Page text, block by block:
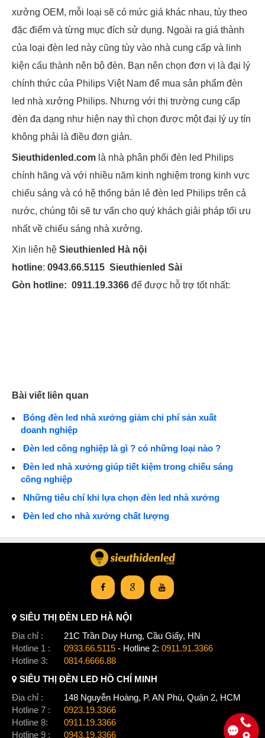
xưởng OEM, mỗi loại sẽ có mức giá khác nhau, tùy theo
đặc điểm và từng mục đích sử dụng. Ngoài ra giá thành
của loại đèn led này cũng tùy vào nhà cung cấp và linh
kiện cấu thành nên bộ đèn. Bạn nên chọn đơn vị là đại lý
chính thức của Philips Việt Nam để mua sản phẩm đèn
led nhà xưởng Philips. Nhưng với thị trường cung cấp
đèn đa dạng như hiện nay thì chọn được một đại lý uy tín
không phải là điều đơn giản.
Sieuthidenled.com là nhà phân phối đèn led Philips
chính hãng và với nhiều năm kinh nghiệm trong kinh vực
chiếu sáng và có hệ thống bán lẻ đèn led Philips trên cả
nước, chúng tôi sẽ tư vấn cho quý khách giải pháp tối ưu
nhất về chiếu sáng nhà xưởng.
Xin liên hệ Sieuthienled Hà nội
hotline: 0943.66.5115 Sieuthienled Sài
Gòn hotline: 0911.19.3366 để được hỗ trợ tốt nhất:
Bài viết liên quan
Bóng đèn led nhà xưởng giảm chi phí sản xuất
doanh nghiệp
Đèn led công nghiệp là gì ? có những loại nào ?
Đèn led nhà xưởng giúp tiết kiệm trong chiếu sáng
công nghiệp
Những tiêu chí khi lựa chọn đèn led nhà xưởng
Đèn led cho nhà xưởng chất lượng
SIÊU THỊ ĐÈN LED HÀ NỘI
Địa chỉ :
21C Trần Duy Hưng, Cầu Giấy, HN
Hotline 1 :
0933.66.5115 - Hotline 2: 0911.91.3366
Hotline 3:
0814.6666.88
SIÊU THỊ ĐÈN LED HỒ CHÍ MINH
Địa chỉ :
148 Nguyễn Hoàng, P. AN Phú, Quận 2, HCM
Hotline 7 :
0923.19.3366
Hotline 8:
0911.19.3366
Hotline 9 :
0943.19.3366